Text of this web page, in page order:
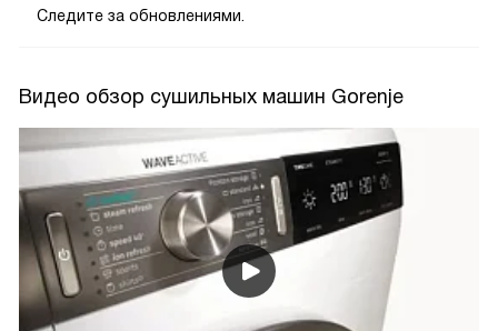
Следите за обновлениями.
Видео обзор сушильных машин Gorenje